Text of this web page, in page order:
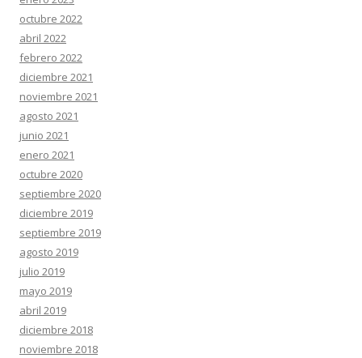
octubre 2022
abril 2022
febrero 2022
diciembre 2021
noviembre 2021
agosto 2021
junio 2021
enero 2021
octubre 2020
septiembre 2020
diciembre 2019
septiembre 2019
agosto 2019
julio 2019
mayo 2019
abril 2019
diciembre 2018
noviembre 2018